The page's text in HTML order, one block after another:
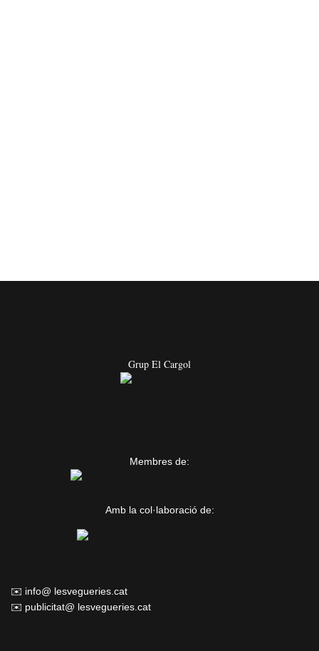
Grup El Cargol
Membres de:
Amb la col·laboració de:
✉️ info@ lesvegueries.cat
✉️ publicitat@ lesvegueries.cat